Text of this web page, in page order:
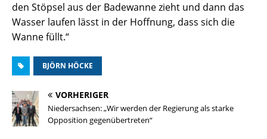
den Stöpsel aus der Badewanne zieht und dann das
Wasser laufen lässt in der Hoffnung, dass sich die
Wanne füllt.“
BJÖRN HÖCKE
VORHERIGER
Niedersachsen: „Wir werden der Regierung als starke
Opposition gegenübertreten“